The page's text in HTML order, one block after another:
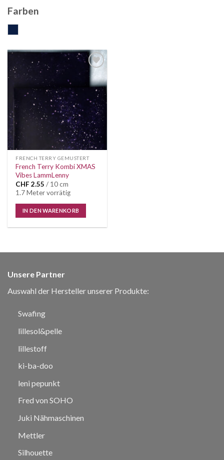
Farben
Auf die
Wunschliste
FRENCH TERRY GEMUSTERT
French Terry Kombi XMAS
Vibes LammLenny
CHF 2.55 / 10 cm
1.7 Meter vorrätig
IN DEN WARENKORB
Unsere Partner
Auswahl der Hersteller unserer Produkte:
Swafing
lillesol&pelle
lillestoff
ki-ba-doo
leni pepunkt
Fred von SOHO
Juki Nähmaschinen
Mettler
Silhouette